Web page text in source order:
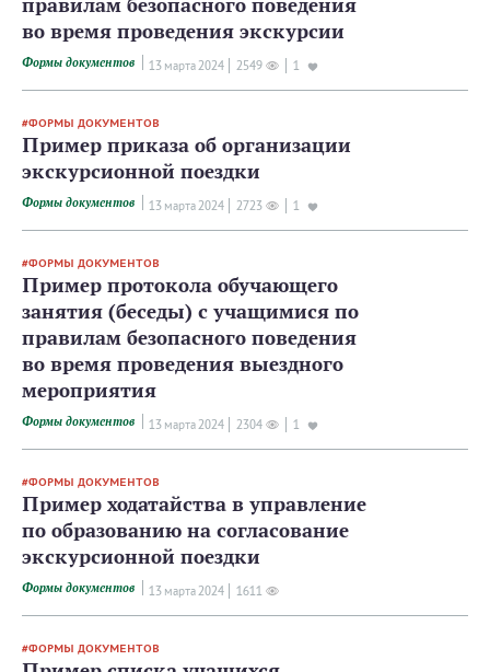
во время проведения экскурсии
Формы документов 13 мартa 2024 2549 1
ФОРМЫ ДОКУМЕНТОВ
Пример приказа об организации
экскурсионной поездки
Формы документов 13 мартa 2024 2723 1
ФОРМЫ ДОКУМЕНТОВ
Пример протокола обучающего
занятия (беседы) с учащимися по
правилам безопасного поведения
во время проведения выездного
мероприятия
Формы документов 13 мартa 2024 2304 1
ФОРМЫ ДОКУМЕНТОВ
Пример ходатайства в управление
по образованию на согласование
экскурсионной поездки
Формы документов 13 мартa 2024 1611
ФОРМЫ ДОКУМЕНТОВ